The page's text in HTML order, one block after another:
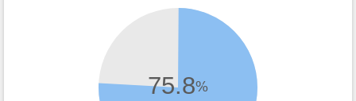
75.8%